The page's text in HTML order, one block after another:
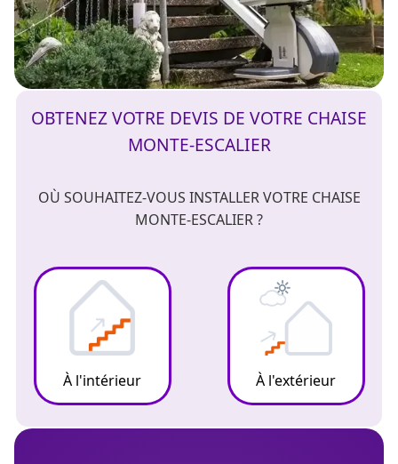
OBTENEZ VOTRE DEVIS DE VOTRE CHAISE
MONTE-ESCALIER
OÙ SOUHAITEZ-VOUS INSTALLER VOTRE CHAISE
MONTE-ESCALIER ?
À l'intérieur À l'extérieur